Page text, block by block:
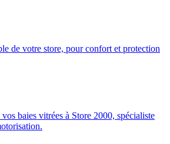
de votre store, pour confort et protection
baies vitrées à Store 2000, spécialiste